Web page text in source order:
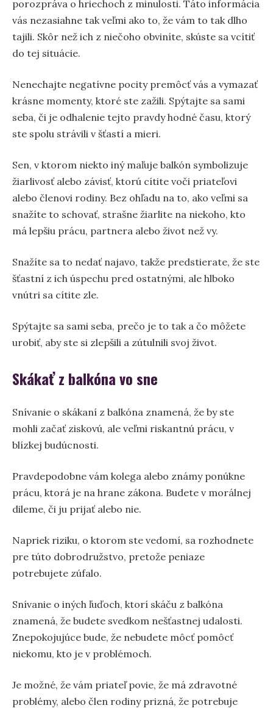
porozpráva o hriechoch z minulosti. Táto informácia
vás nezasiahne tak veľmi ako to, že vám to tak dlho
tajili. Skôr než ich z niečoho obviníte, skúste sa vcítiť
do tej situácie.
Nenechajte negatívne pocity premôcť vás a vymazať
krásne momenty, ktoré ste zažili. Spýtajte sa sami
seba, či je odhalenie tejto pravdy hodné času, ktorý
ste spolu strávili v šťastí a mieri.
Sen, v ktorom niekto iný maľuje balkón symbolizuje
žiarlivosť alebo závisť, ktorú cítite voči priateľovi
alebo členovi rodiny. Bez ohľadu na to, ako veľmi sa
snažíte to schovať, strašne žiarlite na niekoho, kto
má lepšiu prácu, partnera alebo život než vy.
Snažíte sa to nedať najavo, takže predstierate, že ste
šťastní z ich úspechu pred ostatnými, ale hlboko
vnútri sa cítite zle.
Spýtajte sa sami seba, prečo je to tak a čo môžete
urobiť, aby ste si zlepšili a zútulnili svoj život.
Skákať z balkóna vo sne
Snívanie o skákaní z balkóna znamená, že by ste
mohli začať ziskovú, ale veľmi riskantnú prácu, v
blízkej budúcnosti.
Pravdepodobne vám kolega alebo známy ponúkne
prácu, ktorá je na hrane zákona. Budete v morálnej
dileme, či ju prijať alebo nie.
Napriek riziku, o ktorom ste vedomí, sa rozhodnete
pre túto dobrodružstvo, pretože peniaze
potrebujete zúfalo.
Snívanie o iných ľuďoch, ktorí skáču z balkóna
znamená, že budete svedkom nešťastnej udalosti.
Znepokojujúce bude, že nebudete môcť pomôcť
niekomu, kto je v problémoch.
Je možné, že vám priateľ povie, že má zdravotné
problémy, alebo člen rodiny prizná, že potrebuje